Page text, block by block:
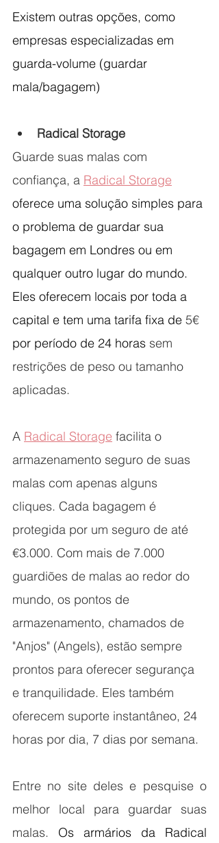
Existem outras opções, como
empresas especializadas em
guarda-volume (guardar
mala/bagagem)
Radical Storage
Guarde suas malas com
confiança, a Radical Storage
oferece uma solução simples para
o problema de guardar sua
bagagem em Londres ou em
qualquer outro lugar do mundo.
Eles oferecem locais por toda a
capital e tem uma tarifa fixa de 5€
por período de 24 horas sem
restrições de peso ou tamanho
aplicadas.
A Radical Storage facilita o
armazenamento seguro de suas
malas com apenas alguns
cliques. Cada bagagem é
protegida por um seguro de até
€3.000. Com mais de 7.000
guardiões de malas ao redor do
mundo, os pontos de
armazenamento, chamados de
"Anjos" (Angels), estão sempre
prontos para oferecer segurança
e tranquilidade. Eles também
oferecem suporte instantâneo, 24
horas por dia, 7 dias por semana.
Entre no site deles e pesquise o
melhor local para guardar suas
malas. Os armários da Radical